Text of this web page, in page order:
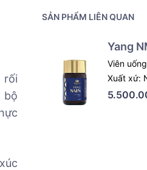
rối
bộ
SẢN PHẨM LIÊN QUAN
Yang
Viên
Xuất xứ: